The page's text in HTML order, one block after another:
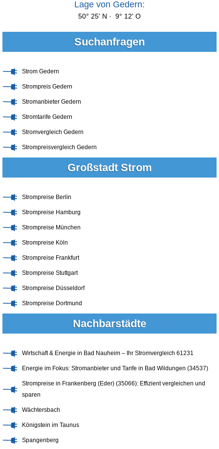
Lage von Gedern:
50° 25' N · 9° 12' O
Suchanfragen
Strom Gedern
Strompreis Gedern
Stromanbieter Gedern
Stromtarife Gedern
Stromvergleich Gedern
Strompreisvergleich Gedern
Großstadt Strom
Strompreise Berlin
Strompreise Hamburg
Strompreise München
Strompreise Köln
Strompreise Frankfurt
Strompreise Stuttgart
Strompreise Düsseldorf
Strompreise Dortmund
Nachbarstädte
Wirtschaft & Energie in Bad Nauheim – Ihr Stromvergleich 61231
Energie im Fokus: Stromanbieter und Tarife in Bad Wildungen (34537)
Strompreise in Frankenberg (Eder) (35066): Effizient vergleichen und
sparen
Wächtersbach
Königstein im Taunus
Spangenberg